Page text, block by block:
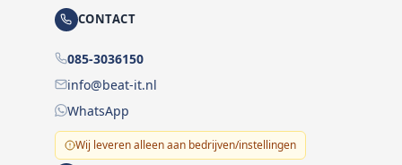
CONTACT
085-3036150
info@beat-it.nl
WhatsApp
Wij leveren alleen aan bedrijven/instellingen